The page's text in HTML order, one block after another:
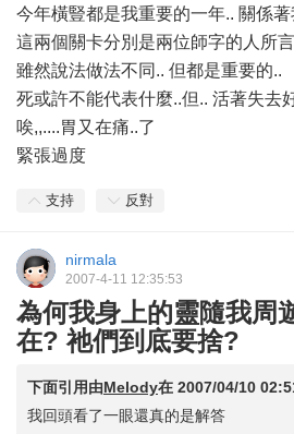
今年橫豎都是我重要的一年.. 關係
這兩個關卡分別是兩位師字的人所
雖然說法做法不同.. 但都是重要的..
死或許不能代表什麼..但.. 活著失去
唉,,....胃又在痛..了
緊張過度
支持 反對
nirmala
2007-4-11 12:35:53
為何我身上的靈隨我周
在? 祂們到底要捨?
下面引用由Melody在 2007/04/10
我回頭看了一眼還真的是解答